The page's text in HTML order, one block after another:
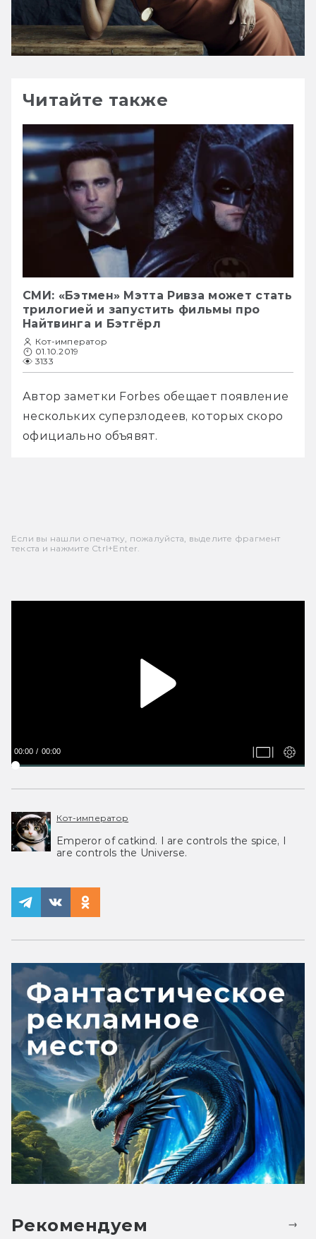
Читайте также
СМИ: «Бэтмен» Мэтта Ривза может стать
трилогией и запустить фильмы про
Найтвинга и Бэтгёрл
Кот-император
01.10.2019
3133
Автор заметки Forbes обещает появление
нескольких суперзлодеев, которых скоро
официально объявят.
Если вы нашли опечатку, пожалуйста, выделите фрагмент
текста и нажмите Ctrl+Enter.
00:00 00:00
Кот-император
Emperor of catkind. I are controls the spice, I
are controls the Universe.
Рекомендуем